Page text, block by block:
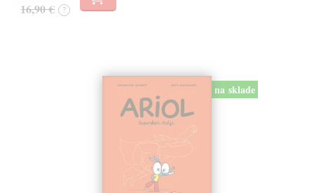
16,90 € ?
na sklade